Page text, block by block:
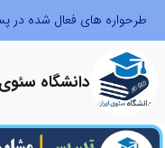
دانشگاه